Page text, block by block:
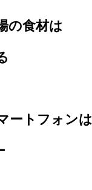
の食材は
ートフォンは